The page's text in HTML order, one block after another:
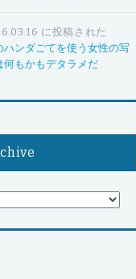
に投稿された
ハンダごてを使う女性の写
何もかもデタラメだ